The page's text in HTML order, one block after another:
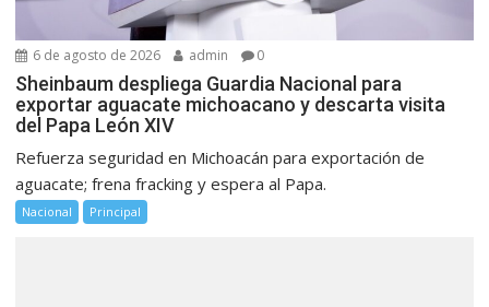
6 de agosto de 2026 admin 0
Sheinbaum despliega Guardia Nacional para
exportar aguacate michoacano y descarta visita
del Papa León XIV
Refuerza seguridad en Michoacán para exportación de
aguacate; frena fracking y espera al Papa.
Nacional Principal